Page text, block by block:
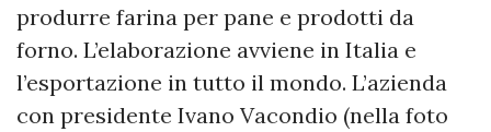
produrre farina per pane e prodotti da
forno. L’elaborazione avviene in Italia e
l’esportazione in tutto il mondo. L’azienda
con presidente Ivano Vacondio (nella foto